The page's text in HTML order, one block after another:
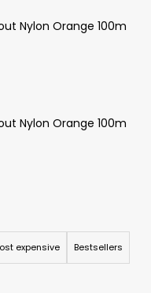
Nylon Orange 100m
Nylon Orange 100m
expensive Bestsellers